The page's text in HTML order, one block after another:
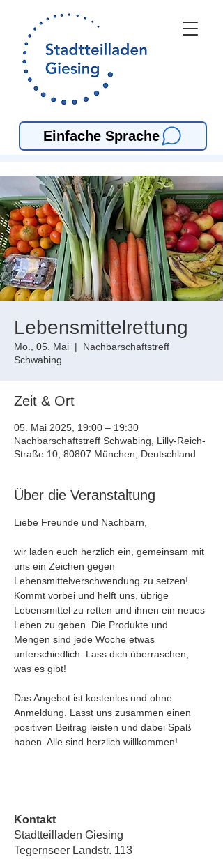
Einfache Sprache
Lebensmittelrettung
Mo., 05. Mai
  |
Nachbarschaftstreff
Schwabing
Zeit & Ort
05. Mai 2025, 19:00 – 19:30
Nachbarschaftstreff Schwabing, Lilly-Reich-
Straße 10, 80807 München, Deutschland
Über die Veranstaltung
Liebe Freunde und Nachbarn,
wir laden euch herzlich ein, gemeinsam mit
uns ein Zeichen gegen
Lebensmittelverschwendung zu setzen!
Kommt vorbei und helft uns, übrige
Lebensmittel zu retten und ihnen ein neues
Leben zu geben. Die Produkte und
Mengen sind jede Woche etwas
unterschiedlich. Lass dich überraschen,
was es gibt!
Das Angebot ist kostenlos und ohne
Anmeldung. Lasst uns zusammen einen
positiven Beitrag leisten und dabei Spaß
haben. Alle sind herzlich willkommen!
Kontakt
Stadtteilladen Giesing
Tegernseer Landstr. 113